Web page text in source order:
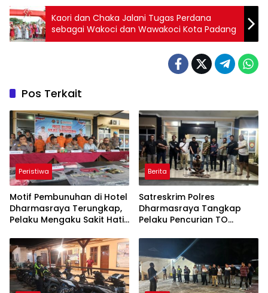
Kaori dan Chaka Jalani Tugas Perdana
sebagai Wakoci dan Wawakoci Kota Padang
Pos Terkait
Peristiwa
Motif Pembunuhan di Hotel
Dharmasraya Terungkap,
Pelaku Mengaku Sakit Hati,
Berita
Satreskrim Polres
Dharmasraya Tangkap
Pelaku Pencurian TO
Senjata Api Rakitan Disita